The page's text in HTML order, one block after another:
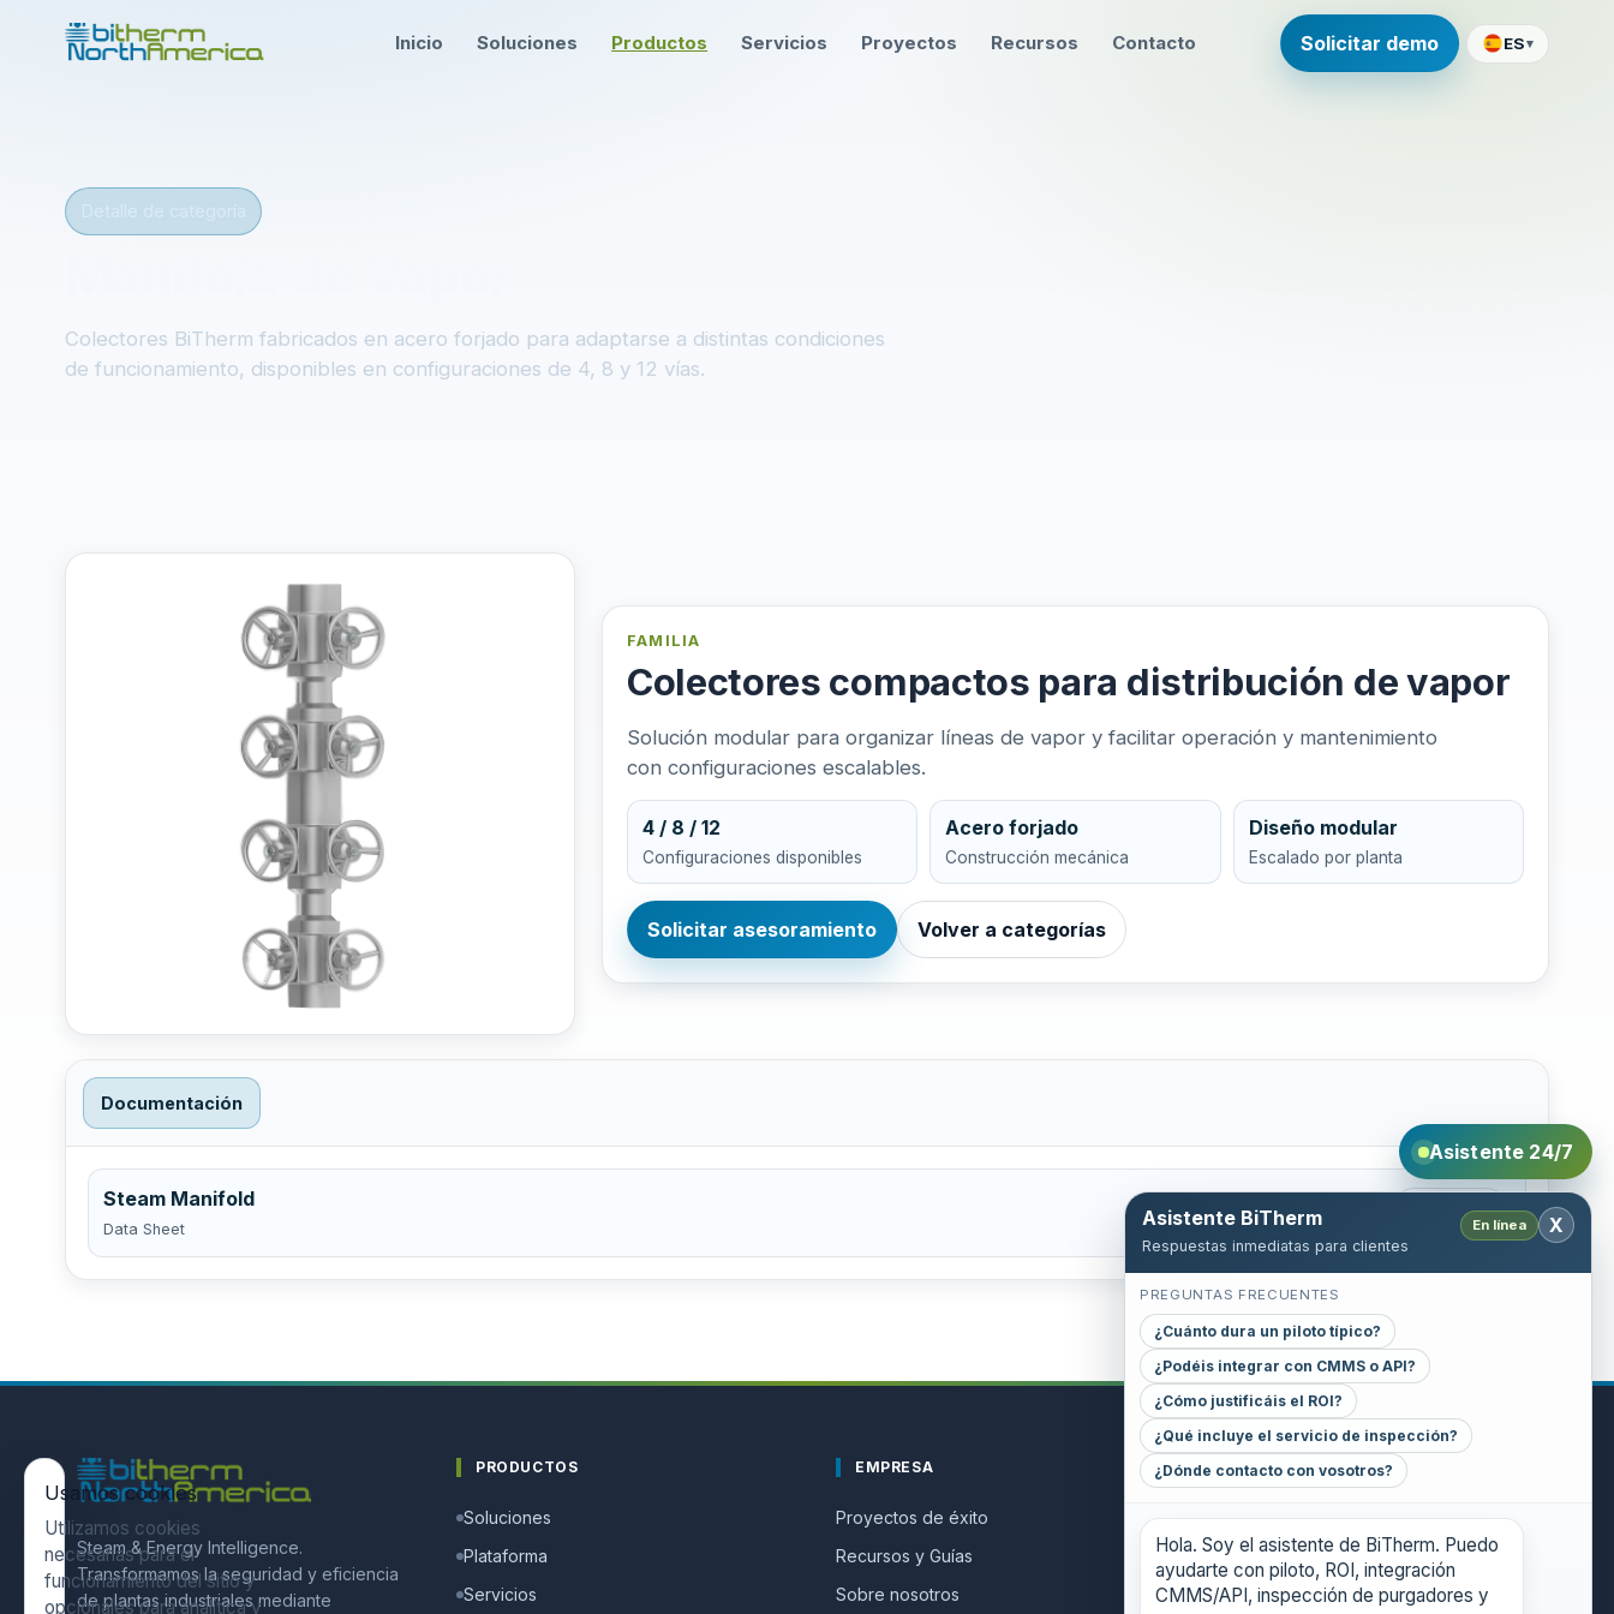
Inicio Soluciones Productos Servicios Proyectos Recursos Contacto Solicitar demo ES▾
Colectores BiTherm fabricados en acero forjado para adaptarse a distintas condiciones
de funcionamiento, disponibles en configuraciones de 4, 8 y 12 vías.
FAMILIA
Colectores compactos para distribución de vapor
Solución modular para organizar líneas de vapor y facilitar operación y mantenimiento
con configuraciones escalables.
4 / 8 / 12
Configuraciones disponibles
Acero forjado
Construcción mecánica
Diseño modular
Escalado por planta
Solicitar asesoramiento Volver a categorías
Documentación
Steam Manifold
Data Sheet
Abrir PDF
Steam & Energy Intelligence.
Transformamos la seguridad y eficiencia
de plantas industriales mediante
PRODUCTOS
Soluciones
Plataforma
Servicios
EMPRESA
Proyectos de éxito
Recursos y Guías
Sobre nosotros
CONTACT
GENERAL INQUIRIES
danthony@bitherm.com
HEAD OFFICE
5785 Advantage Cove Suite B,
Asistente 24/7
Asistente BiTherm
Respuestas inmediatas para clientes
En línea X
PREGUNTAS FRECUENTES
¿Cuánto dura un piloto típico?
¿Podéis integrar con CMMS o API?
¿Cómo justificáis el ROI?
¿Qué incluye el servicio de inspección?
¿Dónde contacto con vosotros?
Hola. Soy el asistente de BiTherm. Puedo
ayudarte con piloto, ROI, integración
CMMS/API, inspección de purgadores y
Usamos cookies
Utilizamos cookies
necesarias para el
funcionamiento del sitio y
opcionales para analítica y